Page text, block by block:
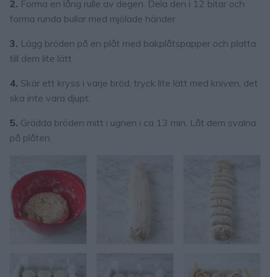
2. Forma en lång rulle av degen. Dela den i 12 bitar och
forma runda bullar med mjölade händer.
3. Lägg bröden på en plåt med bakplåtspapper och platta
till dem lite lätt.
4. Skär ett kryss i varje bröd, tryck lite lätt med kniven, det
ska inte vara djupt.
5. Grädda bröden mitt i ugnen i ca 13 min. Låt dem svalna
på plåten.